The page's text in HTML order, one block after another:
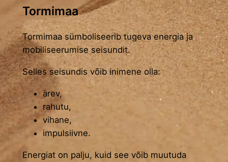
Tormimaa
Tormimaa sümboliseerib tugeva energia ja
mobiliseerumise seisundit.
Selles seisundis võib inimene olla:
ärev,
rahutu,
vihane,
impulsiivne.
Energiat on palju, kuid see võib muutuda